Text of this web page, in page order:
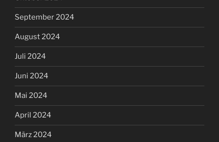
September 2024
August 2024
Juli 2024
Juni 2024
Mai 2024
April 2024
März 2024